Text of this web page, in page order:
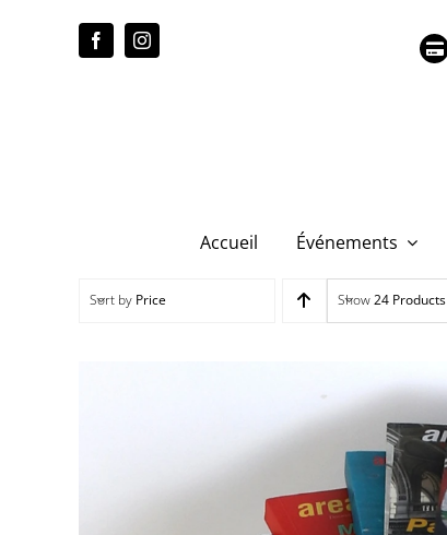
Accueil Événements
Sort by Price Show24 Products